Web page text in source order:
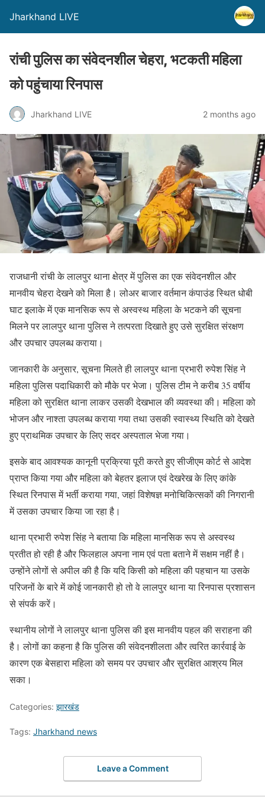
Jharkhand LIVE
रांची पुलिस का संवेदनशील चेहरा, भटकती महिला
को पहुंचाया रिनपास
Jharkhand LIVE 2 months ago
राजधानी रांची के लालपुर थाना क्षेत्र में पुलिस का एक संवेदनशील और
मानवीय चेहरा देखने को मिला है। लोअर बाजार वर्तमान कंपाउंड स्थित धोबी
घाट इलाके में एक मानसिक रूप से अस्वस्थ महिला के भटकने की सूचना
मिलने पर लालपुर थाना पुलिस ने तत्परता दिखाते हुए उसे सुरक्षित संरक्षण
और उपचार उपलब्ध कराया।
जानकारी के अनुसार, सूचना मिलते ही लालपुर थाना प्रभारी रुपेश सिंह ने
महिला पुलिस पदाधिकारी को मौके पर भेजा। पुलिस टीम ने करीब 35 वर्षीय
महिला को सुरक्षित थाना लाकर उसकी देखभाल की व्यवस्था की। महिला को
भोजन और नाश्ता उपलब्ध कराया गया तथा उसकी स्वास्थ्य स्थिति को देखते
हुए प्राथमिक उपचार के लिए सदर अस्पताल भेजा गया।
इसके बाद आवश्यक कानूनी प्रक्रिया पूरी करते हुए सीजीएम कोर्ट से आदेश
प्राप्त किया गया और महिला को बेहतर इलाज एवं देखरेख के लिए कांके
स्थित रिनपास में भर्ती कराया गया, जहां विशेषज्ञ मनोचिकित्सकों की निगरानी
में उसका उपचार किया जा रहा है।
थाना प्रभारी रुपेश सिंह ने बताया कि महिला मानसिक रूप से अस्वस्थ
प्रतीत हो रही है और फिलहाल अपना नाम एवं पता बताने में सक्षम नहीं है।
उन्होंने लोगों से अपील की है कि यदि किसी को महिला की पहचान या उसके
परिजनों के बारे में कोई जानकारी हो तो वे लालपुर थाना या रिनपास प्रशासन
से संपर्क करें।
स्थानीय लोगों ने लालपुर थाना पुलिस की इस मानवीय पहल की सराहना की
है। लोगों का कहना है कि पुलिस की संवेदनशीलता और त्वरित कार्रवाई के
कारण एक बेसहारा महिला को समय पर उपचार और सुरक्षित आश्रय मिल
सका।
Categories: झारखंड
Tags: Jharkhand news
Leave a Comment